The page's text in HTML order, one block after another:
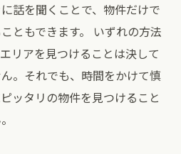
話を聞くことで、物件だけで
ともできます。 いずれの方法
リアを見つけることは決して
。それでも、時間をかけて慎
ッタリの物件を見つけること